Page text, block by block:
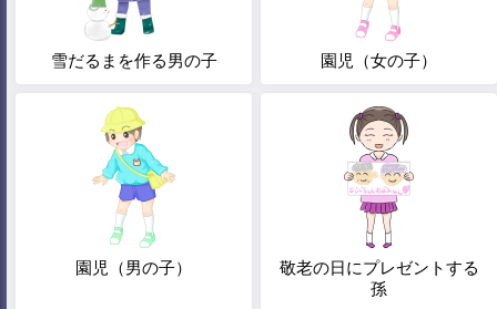
雪だるまを作る男の子 園児（女の子）
園児（男の子）
敬老の日にプレゼントする
孫